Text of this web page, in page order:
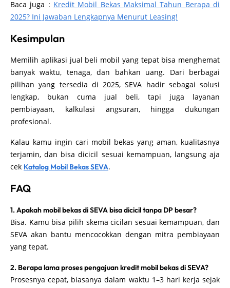
Baca juga : Kredit Mobil Bekas Maksimal Tahun Berapa di
2025? Ini Jawaban Lengkapnya Menurut Leasing!
Kesimpulan
Memilih aplikasi jual beli mobil yang tepat bisa menghemat
banyak waktu, tenaga, dan bahkan uang. Dari berbagai
pilihan yang tersedia di 2025, SEVA hadir sebagai solusi
lengkap, bukan cuma jual beli, tapi juga layanan
pembiayaan, kalkulasi angsuran, hingga dukungan
profesional.
Kalau kamu ingin cari mobil bekas yang aman, kualitasnya
terjamin, dan bisa dicicil sesuai kemampuan, langsung aja
cek Katalog Mobil Bekas SEVA.
FAQ
1. Apakah mobil bekas di SEVA bisa dicicil tanpa DP besar?
Bisa. Kamu bisa pilih skema cicilan sesuai kemampuan, dan
SEVA akan bantu mencocokkan dengan mitra pembiayaan
yang tepat.
2. Berapa lama proses pengajuan kredit mobil bekas di SEVA?
Prosesnya cepat, biasanya dalam waktu 1–3 hari kerja sejak